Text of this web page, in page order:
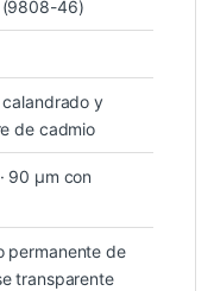
(9808-46)
calandrado y
de cadmio
90 µm con
permanente de
transparente